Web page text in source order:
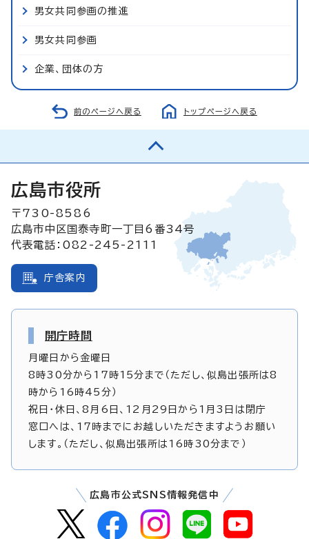
男女共同参画の推進
男女共同参画
企業、団体の方
前のページへ戻る トップページへ戻る
広島市役所
〒730-8586
広島市中区国泰寺町一丁目6番34号
代表電話：082-245-2111
庁舎案内
開庁時間
月曜日から金曜日
8時30分から17時15分まで（ただし、似島出張所は8
時から16時45分）
祝日・休日、8月6日、12月29日から1月3日は閉庁
窓口へは、17時までにお越しいただきますようお願い
します。（ただし、似島出張所は16時30分まで）
広島市公式SNS情報発信中